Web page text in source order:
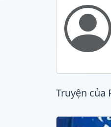
Truyện của